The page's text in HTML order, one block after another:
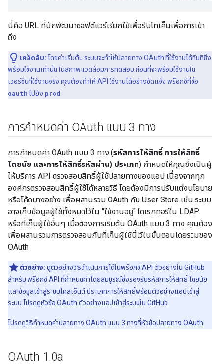
นี่คือ URL ที่นักพัฒนาซอฟต์แวร์เรียกใช้เพื่อรับโทเค็นเพื่อการเข้า
ถึง
เคล็ดลับ: โดยค่าเริ่มต้น ระบบจะทำให้ปลายทาง OAuth ที่ใช้งานได้ทันทีซึ่ง
พร้อมใช้งานเท่านั้น ในสภาพแวดล้อมการทดสอบ ก่อนที่จะพร้อมใช้งานใน
เวอร์ชันที่ใช้งานจริง คุณต้องทำให้ API ใช้งานได้อย่างชัดแจ้ง พร็อกซีที่ชื่อ
oauth ไปยัง prod
การกำหนดค่า OAuth แบบ 3 ทาง
การกำหนดค่า OAuth แบบ 3 ทาง (รหัสการให้สิทธิ์ การให้สิทธิ์
โดยนัย และการให้สิทธิ์รหัสผ่าน) ประเภท) กำหนดให้คุณซึ่งเป็นผู้
ให้บริการ API ตรวจสอบสิทธิ์ผู้ใช้ปลายทางของแอป เนื่องจากทุก
องค์กรตรวจสอบสิทธิ์ผู้ใช้ได้หลายวิธี โดยต้องมีการปรับแต่งนโยบาย
หรือโค้ดบางอย่าง เพื่อผสานรวม OAuth กับ User Store เช่น ระบบ
อาจเก็บข้อมูลผู้ใช้ทั้งหมดไว้ใน "ใช้งานอยู่" ไดเรกทอรีใน LDAP
หรือที่เก็บผู้ใช้อื่นๆ เมื่อต้องการเริ่มต้น OAuth แบบ 3 ทาง คุณต้อง
เพื่อผสานรวมการตรวจสอบกับที่เก็บผู้ใช้นี้ไว้ในขั้นตอนโดยรวมของ
OAuth
ตัวอย่าง: ดูตัวอย่างวิธีดำเนินการได้ในพร็อกซี API ตัวอย่างใน GitHub
สำหรับ พร็อกซี API ที่กำหนดค่าโดยสมบูรณ์ซึ่งรองรับรหัสการให้สิทธิ์ โดยนัย
และข้อมูลเข้าสู่ระบบไคลเอ็นต์ ประเภทการให้สิทธิ์พร้อมตัวอย่างแอปเข้าสู่
ระบบ โปรดดูหัวข้อ OAuth ตัวอย่างแอปเข้าสู่ระบบใน GitHub
โปรดดูวิธีกำหนดค่าปลายทาง OAuth แบบ 3 ทางที่หัวข้อปลายทาง OAuth
OAuth 1.0a